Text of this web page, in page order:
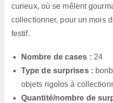
curieux, où se mêlent
collectionner, pour un mois
festif.
Nombre de cases : 24
Type de surprises :
objets rigolos à
Quantité/nombre de